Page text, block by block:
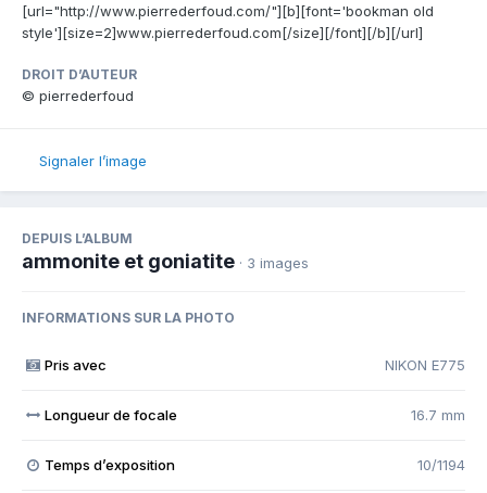
[url="http://www.pierrederfoud.com/"][b][font='bookman old
style'][size=2]www.pierrederfoud.com[/size][/font][/b][/url]
DROIT D’AUTEUR
© pierrederfoud
Signaler l’image
DEPUIS L’ALBUM
ammonite et goniatite · 3 images
INFORMATIONS SUR LA PHOTO
Pris avec NIKON E775
Longueur de focale 16.7 mm
Temps d’exposition 10/1194